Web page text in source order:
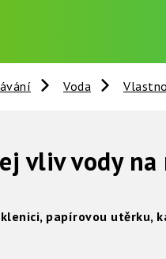
Voda
vliv vody
papírovou utěrku,